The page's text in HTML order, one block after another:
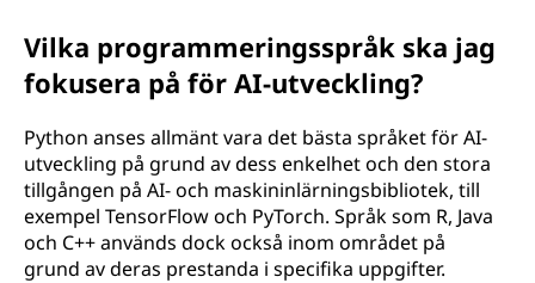
Vilka programmeringsspråk ska jag
fokusera på för AI-utveckling?
Python anses allmänt vara det bästa språket för AI-
utveckling på grund av dess enkelhet och den stora
tillgången på AI- och maskininlärningsbibliotek, till
exempel TensorFlow och PyTorch. Språk som R, Java
och C++ används dock också inom området på
grund av deras prestanda i specifika uppgifter.